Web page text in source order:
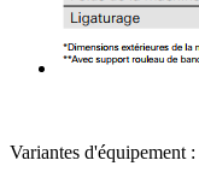
Variantes d'équipement :